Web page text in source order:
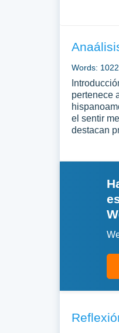
Words: 1022
pertenece
el sentir
destacan